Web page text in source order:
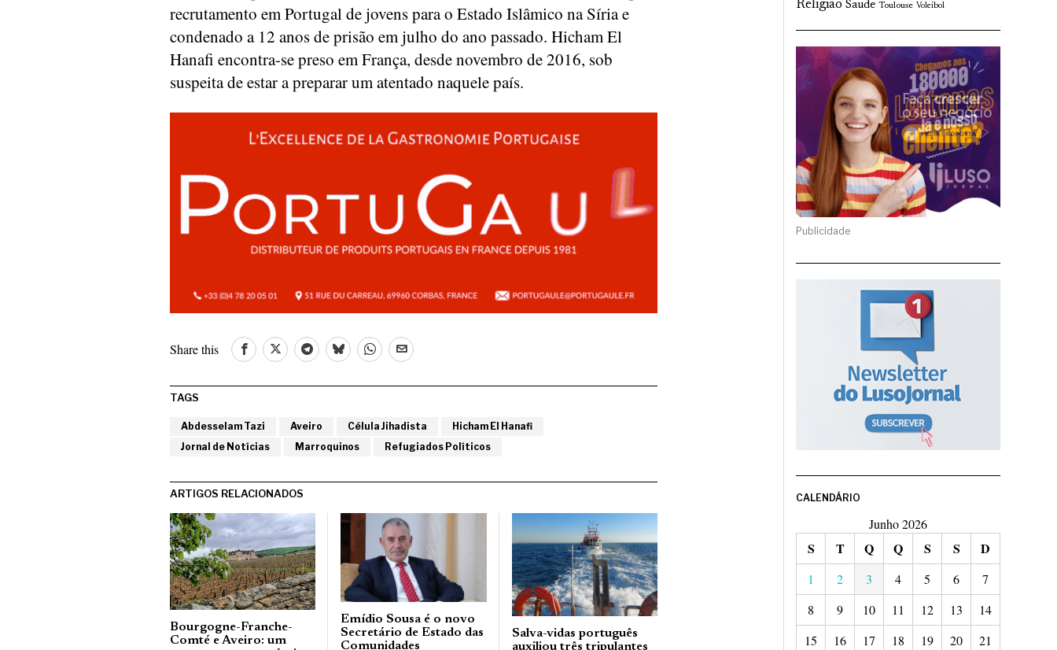
recrutamento em Portugal de jovens para o Estado Islâmico na Síria e
condenado a 12 anos de prisão em julho do ano passado. Hicham El
Hanafi encontra-se preso em França, desde novembro de 2016, sob
suspeita de estar a preparar um atentado naquele país.
Share this
TAGS
Abdesselam Tazi Aveiro Célula Jihadista
Hicham El Hanafi
Jornal de Notícias
Marroquinos Refugiados Políticos
ARTIGOS RELACIONADOS
Bourgogne-Franche-
Comté e Aveiro: um
Emídio Sousa é o novo
Secretário de Estado das
Comunidades
Salva-vidas português
auxiliou três tripulantes
Religião Saude Toulouse Voleibol
Publicidade
CALENDÁRIO
Junho 2026
S T Q Q S S D
1 2 3 4 5 6
7
8
9 10 11 12 13
14
15
16 17 18 19 20
21